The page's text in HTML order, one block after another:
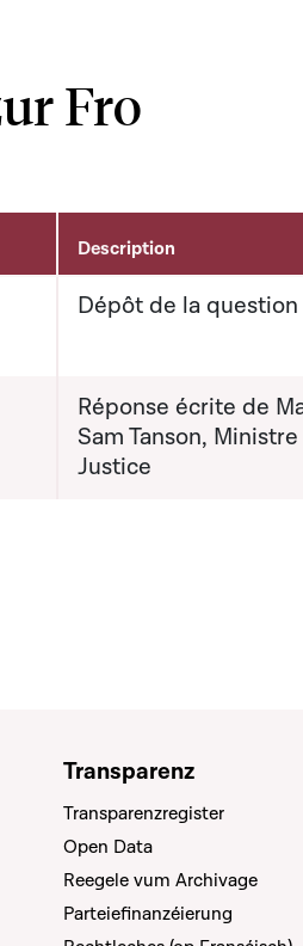
Fro
Description
Dépôt de la question
Réponse écrite de
Sam Tanson,
Justice
Transparenz
Transparenzregister
Open Data
Reegele vum Archivage
Parteiefinanzéierung